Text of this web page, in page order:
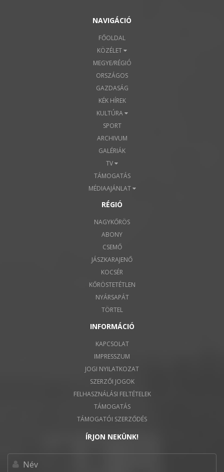
NAVIGÁCIÓ
FŐOLDAL
KÖZÉLET
MEGYE/RÉGIÓ
ORSZÁGOS
GAZDASÁG
KÉK HÍREK
KULTÚRA
SPORT
ARCHIVUM
GALÉRIÁK
TV
TÁMOGATÁS
MÉDIAAJÁNLAT
RÉGIÓ
NAGYKŐRÖS
ABONY
CSEMŐ
JÁSZKARAJENŐ
KOCSÉR
KŐRÖSTETÉTLEN
NYÁRSAPÁT
TÖRTEL
INFORMÁCIÓ
KAPCSOLAT
IMPRESSZUM
JOGI NYILATKOZAT
SZERZŐI JOGOK
FELHASZNÁLÁSI FELTÉTELEK
TÁMOGATÁS
TÁMOGATÓI SZERZŐDÉS
ÍRJON NEKÜNK!